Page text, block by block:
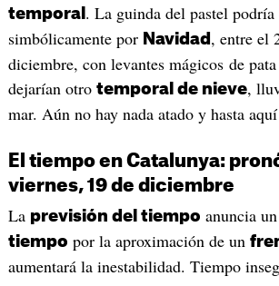
temporal . La guinda del pastel
simbólicamente por Navidad , entre el
diciembre, con levantes mágicos de
dejarían otro temporal de nieve,
mar. Aún no hay nada atado y hasta
El tiempo en Catalunya:
viernes, 19 de diciembre
La previsión del tiempo anuncia un
tiempo por la aproximación de un
aumentará la inestabilidad. Tiempo